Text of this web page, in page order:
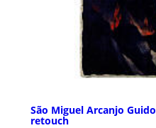
São Miguel Arcanjo
retouch